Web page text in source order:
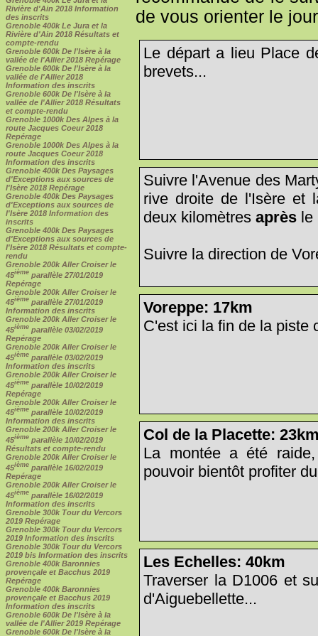
Rivière d'Ain 2018 Information
des inscrits
Grenoble 400k Le Jura et la
Rivière d'Ain 2018 Résultats et
compte-rendu
Grenoble 600k De l'Isère à la
vallée de l'Allier 2018 Repérage
Grenoble 600k De l'Isère à la
vallée de l'Allier 2018
Information des inscrits
Grenoble 600k De l'Isère à la
vallée de l'Allier 2018 Résultats
et compte-rendu
Grenoble 1000k Des Alpes à la
route Jacques Coeur 2018
Repérage
Grenoble 1000k Des Alpes à la
route Jacques Coeur 2018
Information des inscrits
Grenoble 400k Des Paysages
d'Exceptions aux sources de
l'Isère 2018 Repérage
Grenoble 400k Des Paysages
d'Exceptions aux sources de
l'Isère 2018 Information des
inscrits
Grenoble 400k Des Paysages
d'Exceptions aux sources de
l'Isère 2018 Résultats et compte-
rendu
Grenoble 200k Aller Croiser le
45ième parallèle 27/01/2019
Repérage
Grenoble 200k Aller Croiser le
45ième parallèle 27/01/2019
Information des inscrits
Grenoble 200k Aller Croiser le
45ième parallèle 03/02/2019
Repérage
Grenoble 200k Aller Croiser le
45ième parallèle 03/02/2019
Information des inscrits
Grenoble 200k Aller Croiser le
45ième parallèle 10/02/2019
Repérage
Grenoble 200k Aller Croiser le
45ième parallèle 10/02/2019
Information des inscrits
Grenoble 200k Aller Croiser le
45ième parallèle 10/02/2019
Résultats et compte-rendu
Grenoble 200k Aller Croiser le
45ième parallèle 16/02/2019
Repérage
Grenoble 200k Aller Croiser le
45ième parallèle 16/02/2019
Information des inscrits
Grenoble 300k Tour du Vercors
2019 Repérage
Grenoble 300k Tour du Vercors
2019 Information des inscrits
Grenoble 300k Tour du Vercors
2019 bis Information des inscrits
Grenoble 400k Baronnies
provençale et Bacchus 2019
Repérage
Grenoble 400k Baronnies
provençale et Bacchus 2019
Information des inscrits
Grenoble 600k De l'Isère à la
vallée de l'Allier 2019 Repérage
Grenoble 600k De l'Isère à la
de vous orienter le
Le départ a lieu Place
brevets...
Suivre l'Avenue des
rive droite de l'Isère et
deux kilomètresaprès le
Suivre la direction de
Voreppe: 17km
C'est ici la fin de la piste
Col de la Placette:
La montée a été
pouvoir bientôt profiter
Les Echelles: 40km
Traverser la D1006 et
d'Aiguebellette...